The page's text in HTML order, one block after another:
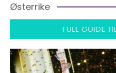
Østerrike
FULL GUIDE